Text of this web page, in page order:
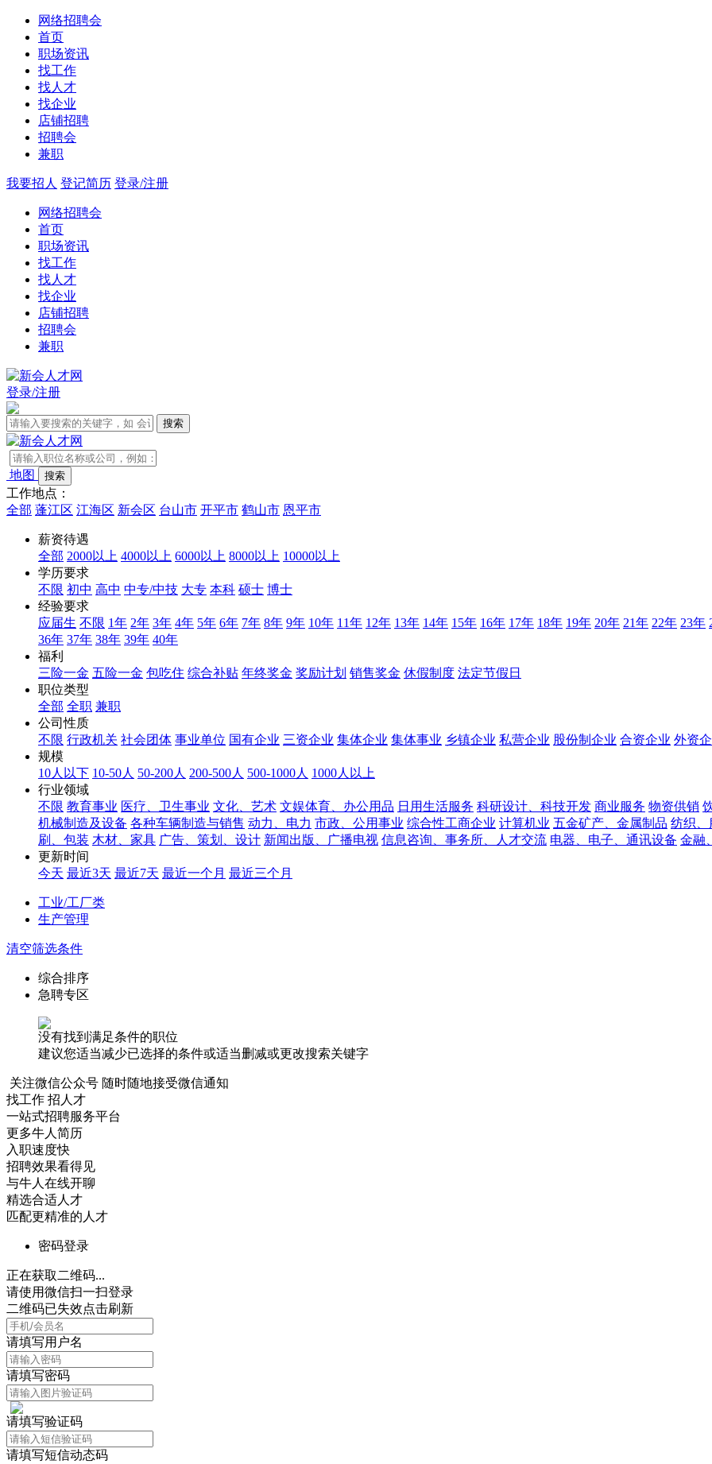
网络招聘会
首页
职场资讯
找工作
找人才
找企业
店铺招聘
招聘会
兼职
我要招人 登记简历 登录/注册
网络招聘会
首页
职场资讯
找工作
找人才
找企业
店铺招聘
招聘会
兼职
登录/注册
地图
工作地点：
全部 蓬江区 江海区 新会区 台山市 开平市 鹤山市 恩平市
薪资待遇
全部 2000以上 4000以上 6000以上 8000以上 10000以上
学历要求
不限 初中 高中 中专/中技 大专 本科 硕士 博士
经验要求
应届生 不限 1年 2年 3年 4年 5年 6年 7年 8年 9年 10年 11年 12年 13年 14年 15年 16年 17年 18年 19年 20年 21年 22年 23年
36年 37年 38年 39年 40年
福利
三险一金 五险一金 包吃住 综合补贴 年终奖金 奖励计划 销售奖金 休假制度 法定节假日
职位类型
全部 全职 兼职
公司性质
不限 行政机关 社会团体 事业单位 国有企业 三资企业 集体企业 集体事业 乡镇企业 私营企业 股份制企业 合资企业 外资
规模
10人以下 10-50人 50-200人 200-500人 500-1000人 1000人以上
行业领域
不限 教育事业 医疗、卫生事业 文化、艺术 文娱体育、办公用品 日用生活服务 科研设计、科技开发 商业服务 物资供销
机械制造及设备 各种车辆制造与销售 动力、电力 市政、公用事业 综合性工商企业 计算机业 五金矿产、金属制品 纺织、
刷、包装 木材、家具 广告、策划、设计 新闻出版、广播电视 信息咨询、事务所、人才交流 电器、电子、通讯设备 金融
更新时间
今天 最近3天 最近7天 最近一个月 最近三个月
工业/工厂类
生产管理
清空筛选条件
综合排序
急聘专区
没有找到满足条件的职位
建议您适当减少已选择的条件或适当删减或更改搜索关键字
关注微信公众号 随时随地接受微信通知
找工作 招人才
一站式招聘服务平台
更多牛人简历
入职速度快
招聘效果看得见
与牛人在线开聊
精选合适人才
匹配更精准的人才
密码登录
正在获取二维码...
请使用微信扫一扫登录
二维码已失效点击刷新
请填写用户名
请填写密码
请填写验证码
请填写短信动态码